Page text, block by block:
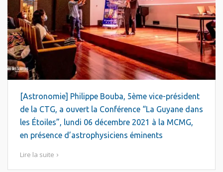
[Astronomie] Philippe Bouba, 5ème vice-président
de la CTG, a ouvert la Conférence “La Guyane dans
les Étoiles”, lundi 06 décembre 2021 à la MCMG,
en présence d’astrophysiciens éminents
Lire la suite